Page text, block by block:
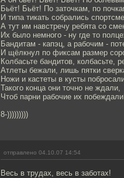
Бьёт! Бьёт! По заточкам, по
И типа тикать собрались
А тут им навстречу ребята со
Их было немного - ну где то
Бандитам - капэц, а рабочим -
И щёлкнул по фиксам размер
Колбасьте бандитов, колбасьте,
Атлеты бежали, лишь пятки
Ножи и кастеты в кусты
Такого конца они точно не ждали,
Чтоб парни рабочие их
8-)))))))))
отправлено 04.10.07 14:54
Весь в трудах, весь в заботах!